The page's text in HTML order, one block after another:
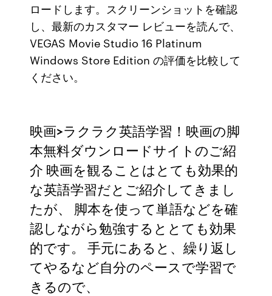
ロードします。スクリーンショットを確認
し、最新のカスタマー レビューを読んで、
VEGAS Movie Studio 16 Platinum
Windows Store Edition の評価を比較して
ください。
映画>ラクラク英語学習！映画の脚
本無料ダウンロードサイトのご紹
介 映画を観ることはとても効果的
な英語学習だとご紹介してきまし
たが、 脚本を使って単語などを確
認しながら勉強するととても効果
的です。 手元にあると、繰り返し
てやるなど自分のペースで学習で
きるので、